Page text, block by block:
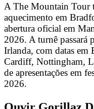
A The Mountain Tour
aquecimento em
abertura oficial em
2026. A turnê passará
Irlanda, com datas em
Cardiff, Nottingham,
de apresentações em
2026.